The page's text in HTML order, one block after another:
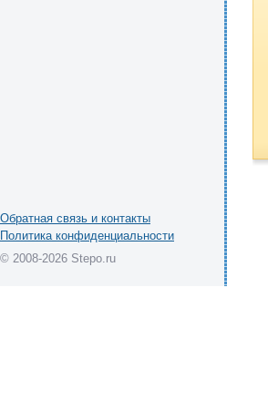
Обратная связь и контакты
Политика конфиденциальности
© 2008-2026 Stepo.ru